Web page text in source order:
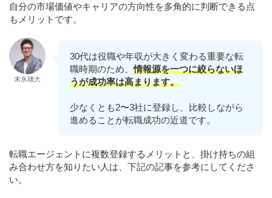
自分の市場価値やキャリアの方向性を多角的に判断できる点
もメリットです。
末永雄大
30代は役職や年収が大きく変わる重要な転
職時期のため、情報源を一つに絞らないほ
うが成功率は高まります。
少なくとも2〜3社に登録し、比較しながら
進めることが転職成功の近道です。
転職エージェントに複数登録するメリットと、掛け持ちの組
み合わせ方を知りたい人は、下記の記事を参考にしてくださ
い。